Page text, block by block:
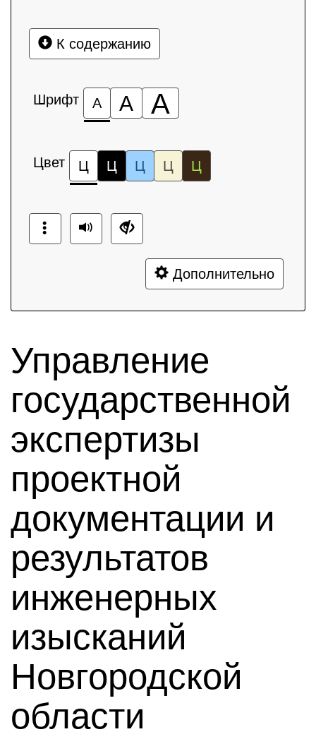
К содержанию
Шрифт А А А
Цвет Ц Ц Ц Ц Ц
Дополнительно
Управление
государственной
экспертизы
проектной
документации и
результатов
инженерных
изысканий
Новгородской
области